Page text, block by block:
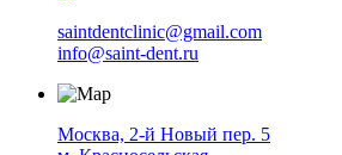
saintdentclinic@gmail.com
info@saint-dent.ru
Москва, 2-й Новый пер. 5